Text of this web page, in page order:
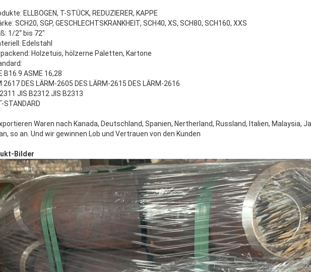
EINREICHUNGEN
ELLBOGEN, T-STÜCK, REDUZIERER, KAPPE
SCH20, SGP, GESCHLECHTSKRANKHEIT, SCH40, XS, SCH80, SCH160, XXS
1/2“ bis 72"
Edelstahl
Holzetuis, hölzerne Paletten, Kartone
B16.9 ASME 16,28
2617 DES LÄRM-2605 DES LÄRM-2615 DES LÄRM-2616
JIS B2312 JIS B2313
STANDARD
Waren nach Kanada, Deutschland, Spanien, Nertherland, Russland, Italien, Malaysia,
so an. Und wir gewinnen Lob und Vertrauen von den Kunden
Bilder